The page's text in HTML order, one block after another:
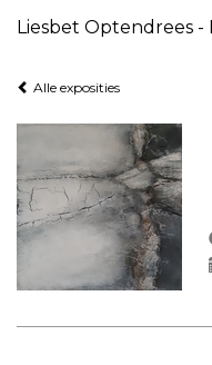
Alle exposities